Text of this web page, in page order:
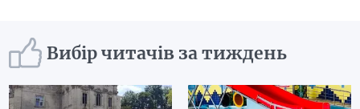
Вибір читачів за тиждень